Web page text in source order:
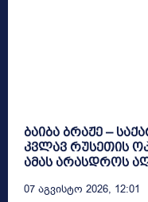
ბაიბა ბრაჟე –
კვლავ რუსეთის
ამას არასდროს
07 Აგვისტო 2026, 12:01